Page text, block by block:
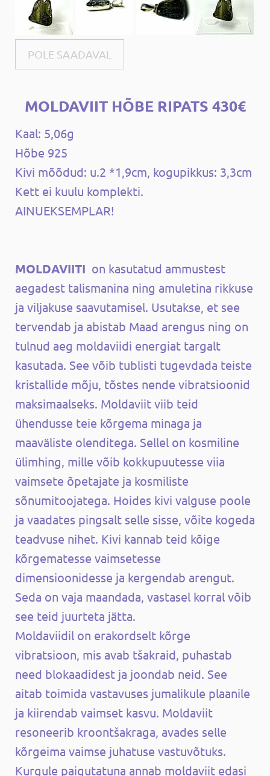
POLE SAADAVAL
MOLDAVIIT HÕBE RIPATS 430€
Kaal: 5,06g
Hõbe 925
Kivi mõõdud: u.2 *1,9cm, kogupikkus: 3,3cm
Kett ei kuulu komplekti.
AINUEKSEMPLAR!
MOLDAVIITI on kasutatud ammustest
aegadest talismanina ning amuletina rikkuse
ja viljakuse saavutamisel. Usutakse, et see
tervendab ja abistab Maad arengus ning on
tulnud aeg moldaviidi energiat targalt
kasutada. See võib tublisti tugevdada teiste
kristallide mõju, tõstes nende vibratsioonid
maksimaalseks. Moldaviit viib teid
ühendusse teie kõrgema minaga ja
maaväliste olenditega. Sellel on kosmiline
ülimhing, mille võib kokkupuutesse viia
vaimsete õpetajate ja kosmiliste
sõnumitoojatega. Hoides kivi valguse poole
ja vaadates pingsalt selle sisse, võite kogeda
teadvuse nihet. Kivi kannab teid kõige
kõrgematesse vaimsetesse
dimensioonidesse ja kergendab arengut.
Seda on vaja maandada, vastasel korral võib
see teid juurteta jätta.
Moldaviidil on erakordselt kõrge
vibratsioon, mis avab tšakraid, puhastab
need blokaadidest ja joondab neid. See
aitab toimida vastavuses jumalikule plaanile
ja kiirendab vaimset kasvu. Moldaviit
resoneerib kroontšakraga, avades selle
kõrgeima vaimse juhatuse vastuvõtuks.
Kurgule paigutatuna annab moldaviit edasi